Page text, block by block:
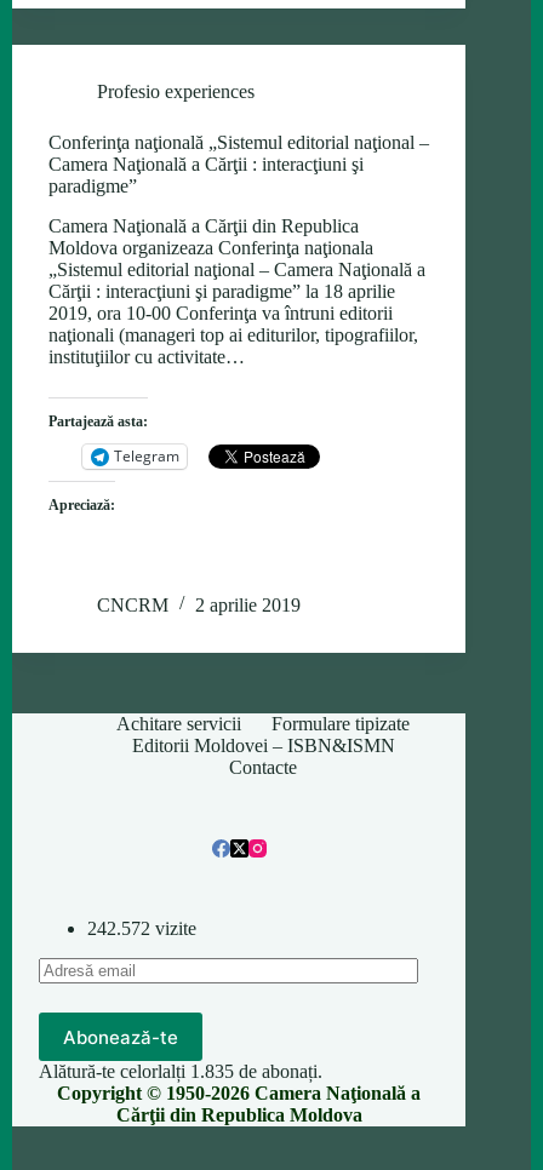
Profesio experiences
Conferinţa naţională „Sistemul editorial naţional –
Camera Naţională a Cărţii : interacţiuni şi
paradigme”
Camera Naţională a Cărţii din Republica
Moldova organizeaza Conferinţa naţionala
„Sistemul editorial naţional – Camera Naţională a
Cărţii : interacţiuni şi paradigme” la 18 aprilie
2019, ora 10-00 Conferinţa va întruni editorii
naţionali (manageri top ai editurilor, tipografiilor,
instituţiilor cu activitate…
Partajează asta:
Telegram
Apreciază:
CNCRM 2 aprilie 2019
Achitare servicii
Formulare tipizate
Editorii Moldovei – ISBN&ISMN
Contacte
242.572 vizite
Adresă
email
Abonează-te
Alătură-te celorlalți 1.835 de abonați.
Copyright © 1950-2026 Camera Naţională a
Cărţii din Republica Moldova